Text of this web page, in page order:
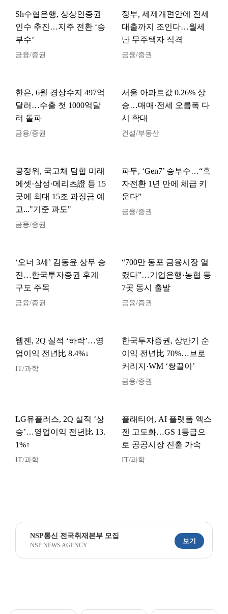
Sh수협은행, 상상인증권
인수 추진…지주 전환 ‘승
부수’
금융/증권
정부, 세제개편안에 전세
대출까지 조인다…월세
난 무주택자 직격
금융/증권
한은, 6월 경상수지 497억
달러…수출 첫 1000억달
러 돌파
금융/증권
서울 아파트값 0.26% 상
승…매매·전세 오름폭 다
시 확대
건설/부동산
공정위, 국고채 담합 미래
에셋·삼성·메리츠證 등 15
곳에 최대 15조 과징금 예
고..."기준 과도"
금융/증권
파두, ‘Gen7’ 승부수…“흑
자전환 1년 만에 체급 키
운다”
금융/증권
‘오너 3세’ 김동윤 상무 승
진…한국투자증권 후계
구도 주목
금융/증권
“700만 동포 금융시장 열
렸다”…기업은행·농협 등
7곳 동시 출발
금융/증권
웹젠, 2Q 실적 ‘하락’…영
업이익 전년比 8.4%↓
IT/과학
한국투자증권, 상반기 순
이익 전년比 70%…브로
커리지·WM ‘쌍끌이’
금융/증권
LG유플러스, 2Q 실적 ‘상
승’…영업이익 전년比 13.
1%↑
IT/과학
플래티어, AI 플랫폼 엑스
젠 고도화…GS 1등급으
로 공공시장 진출 가속
IT/과학
NSP통신 전국취재본부 모집
NSP NEWS AGENCY
보기